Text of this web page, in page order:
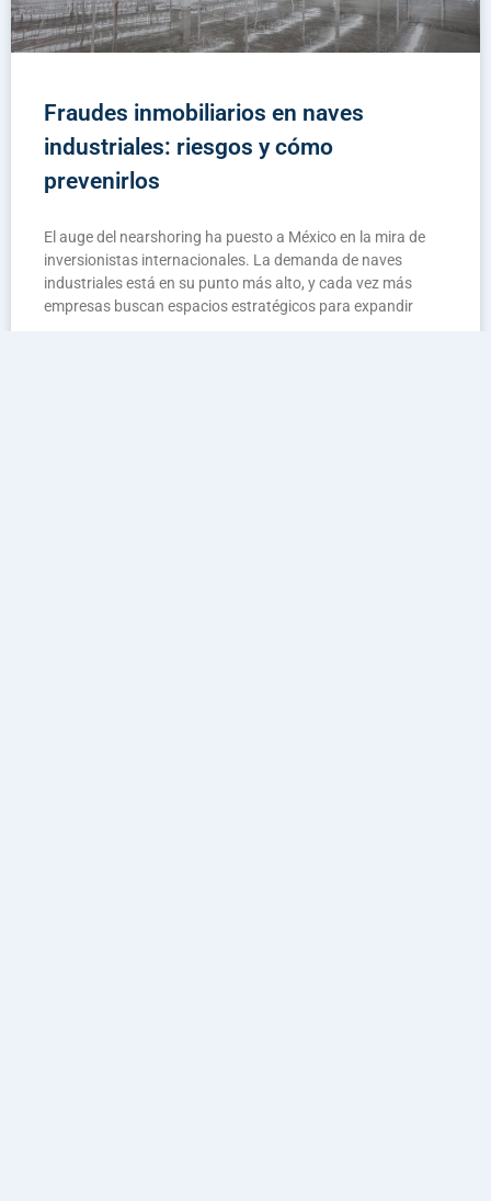
Fraudes inmobiliarios en naves
industriales: riesgos y cómo
prevenirlos
El auge del nearshoring ha puesto a México en la mira de
inversionistas internacionales. La demanda de naves
industriales está en su punto más alto, y cada vez más
empresas buscan espacios estratégicos para expandir